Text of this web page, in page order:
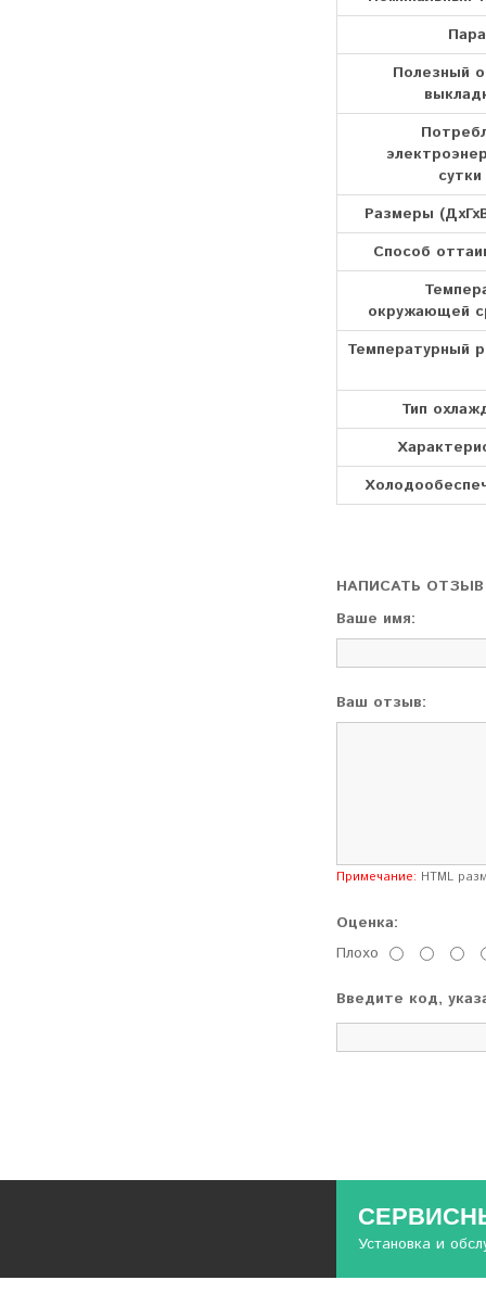
Полезный
Размеры
Способ
окружающей
Температурный
Тип
НАПИСАТЬ ОТЗЫВ
Ваше имя:
Ваш отзыв:
Примечание: HTML
Оценка:
Плохо
Введите код,
Установка и